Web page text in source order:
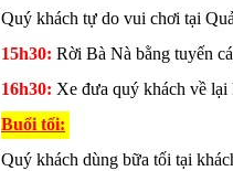
Quý khách tự do vui chơi tại
15h30: Rời Bà Nà bằng tuyến
16h30: Xe đưa quý khách về
Buổi tối:
Quý khách dùng bữa tối tại